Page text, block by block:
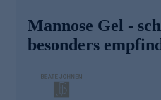
Inhaltsstoffe schützt und
Intimbereich und bringt die
Gleichgewicht. Der pH-
- Schutz vor Infektionen,
Mannose Gel -
besonders